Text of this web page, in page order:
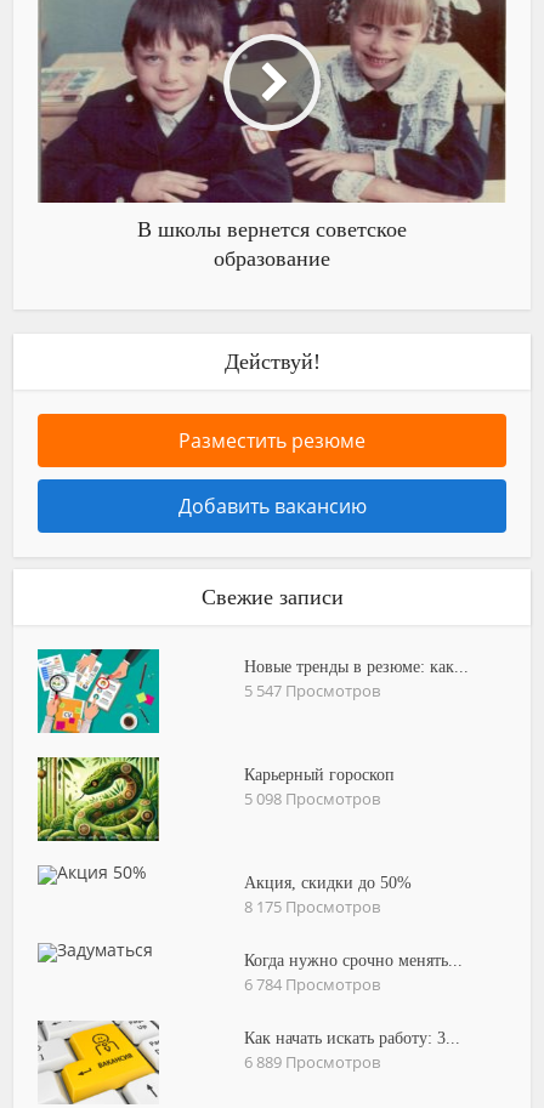
В школы вернется советское
образование
Действуй!
Разместить резюме
Добавить вакансию
Свежие записи
Новые тренды в резюме: как...
5 547 Просмотров
Карьерный гороскоп
5 098 Просмотров
Акция, скидки до 50%
8 175 Просмотров
Когда нужно срочно менять...
6 784 Просмотров
Как начать искать работу: 3...
6 889 Просмотров